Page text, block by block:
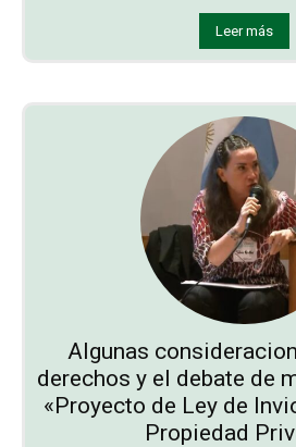
Leer más
Algunas
derechos y el debate de
«Proyecto de Ley de
Propiedad